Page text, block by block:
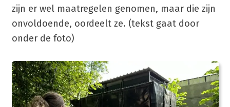
zijn er wel maatregelen genomen, maar die zijn
onvoldoende, oordeelt ze. (tekst gaat door
onder de foto)